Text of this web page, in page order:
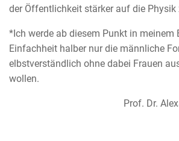
der Öffentlichkeit stärker auf die Physik
*Ich werde ab diesem Punkt in meinem
Einfachheit halber nur die männliche
elbstverständlich ohne dabei Frauen
wollen.
Prof. Dr.